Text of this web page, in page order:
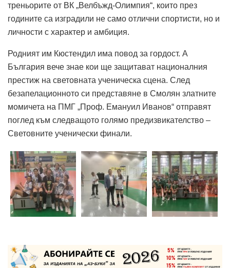
треньорите от ВК „Велбъжд-Олимпия“, които през
годините са изградили не само отлични спортисти, но и
личности с характер и амбиция.
Родният им Кюстендил има повод за гордост. А
България вече знае кои ще защитават националния
престиж на световната ученическа сцена. След
безапелационното си представяне в Смолян златните
момичета на ПМГ „Проф. Емануил Иванов“ отправят
поглед към следващото голямо предизвикателство –
Световните ученически финали.